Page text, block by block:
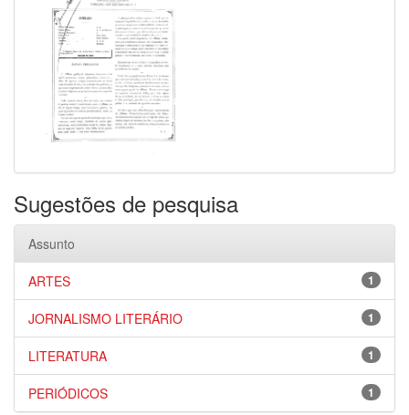
Sugestões de pesquisa
Assunto
1
ARTES
1
JORNALISMO LITERÁRIO
1
LITERATURA
1
PERIÓDICOS